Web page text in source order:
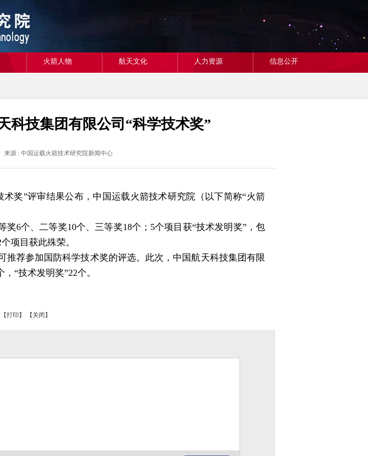
火箭人物 航天文化 人力资源 信息公开
科技集团有限公司“科学技术奖”
源 : 中国运载火箭技术研究院新闻中心
奖”评审结果公布，中国运载火箭技术研究院（以下简称“火箭
6个、二等奖10个、三等奖18个；5个项目获“技术发明奖”，包
项目获此殊荣。
荐参加国防科学技术奖的评选。此次，中国航天科技集团有限
“技术发明奖”22个。
【打印】 【关闭】